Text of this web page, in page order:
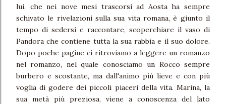
lui, che nei nove mesi trascorsi ad Aosta ha sempre
schivato le rivelazioni sulla sua vita romana, è giunto il
tempo di sedersi e raccontare, scoperchiare il vaso di
Pandora che contiene tutta la sua rabbia e il suo dolore.
Dopo poche pagine ci ritroviamo a leggere un romanzo
nel romanzo, nel quale conosciamo un Rocco sempre
burbero e scostante, ma dall'animo più lieve e con più
voglia di godere dei piccoli piaceri della vita. Marina, la
sua metà più preziosa, viene a conoscenza del lato